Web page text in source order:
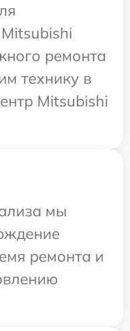
ремонта
технику в
Mitsubishi
мы
ремонта и